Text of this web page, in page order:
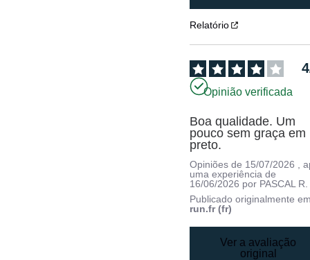
Relatório
4
Opinião verificada
Boa qualidade. Um
pouco sem graça em
preto.
Opiniões de 15/07/2026 ,
uma experiência de
16/06/2026 por PASCAL R.
Publicado originalmente
run.fr (fr)
Ver a avaliação
original